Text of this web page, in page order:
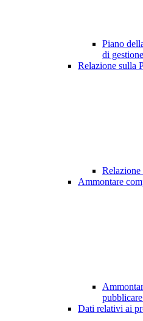
Piano
di gestione
Relazione sulla
Relazione
Ammontare
Dati relativi ai